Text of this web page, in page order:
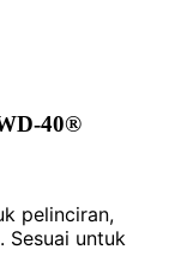
40®
pelinciran,
Sesuai untuk